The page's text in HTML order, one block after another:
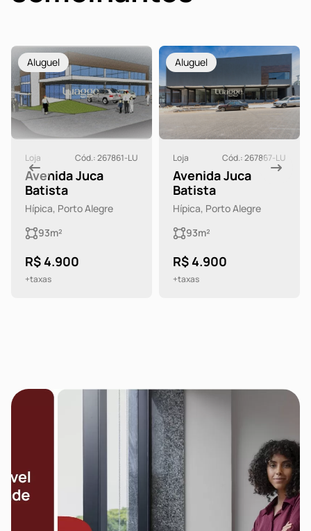
Aluguel
Loja Cód.: 267861-LU
Avenida Juca
Batista
Hípica, Porto Alegre
93m²
R$ 4.900
+taxas
Aluguel
Loja Cód.: 267867-LU
Avenida Juca
Batista
Hípica, Porto Alegre
93m²
R$ 4.900
+taxas